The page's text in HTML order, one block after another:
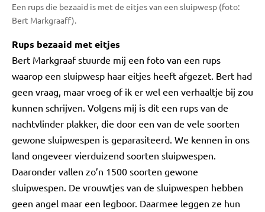
Een rups die bezaaid is met de eitjes van een sluipwesp (foto:
Bert Markgraaff).
Rups bezaaid met eitjes
Bert Markgraaf stuurde mij een foto van een rups
waarop een sluipwesp haar eitjes heeft afgezet. Bert had
geen vraag, maar vroeg of ik er wel een verhaaltje bij zou
kunnen schrijven. Volgens mij is dit een rups van de
nachtvlinder plakker, die door een van de vele soorten
gewone sluipwespen is geparasiteerd. We kennen in ons
land ongeveer vierduizend soorten sluipwespen.
Daaronder vallen zo’n 1500 soorten gewone
sluipwespen. De vrouwtjes van de sluipwespen hebben
geen angel maar een legboor. Daarmee leggen ze hun